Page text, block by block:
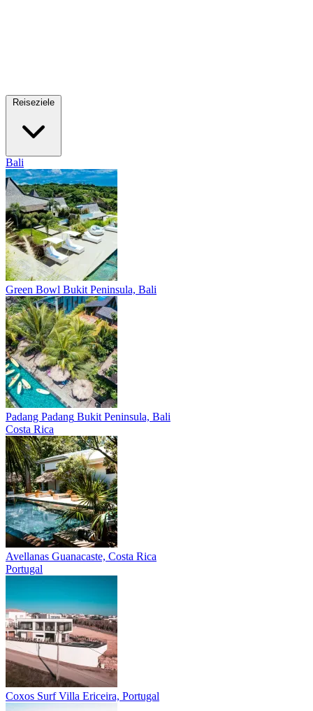
Bali
Green Bowl Bukit Peninsula, Bali
Padang Padang Bukit Peninsula, Bali
Costa Rica
Avellanas Guanacaste, Costa Rica
Portugal
Coxos Surf Villa Ericeira, Portugal